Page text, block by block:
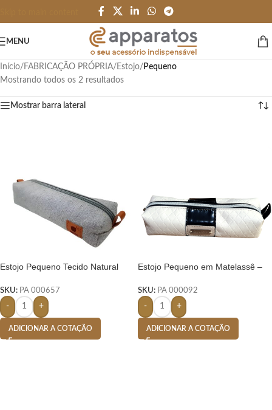
MENU
Início/ FABRICAÇÃO PRÓPRIA/ Estojo/ Pequeno
Mostrando todos os 2 resultados
Mostrar barra lateral
Estojo Pequeno Tecido Natural
SKU: PA 000657
- +
ADICIONAR A COTAÇÃO
Estojo Pequeno em Matelassê –
SKU: PA 000092
- +
ADICIONAR A COTAÇÃO